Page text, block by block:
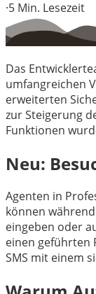
·5 Min. Lesezeit
Das
umfangreichen
erweiterten
zur Steigerung
Funktionen
Neu:
Agenten in
können
eingeben oder
einen geführten
SMS mit einem